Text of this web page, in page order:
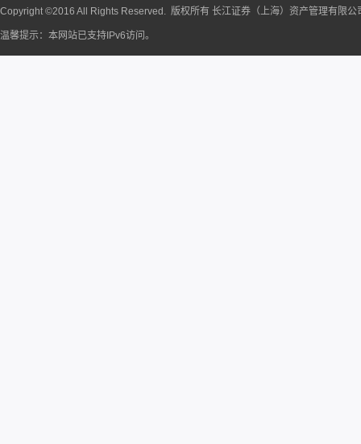
Copyright ©2016 All Rights Reserved. 版权所有 长江证券（上海）资产管理有限
温馨提示：本网站已支持IPv6访问。